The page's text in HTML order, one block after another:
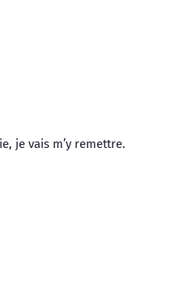
je vais m’y remettre.